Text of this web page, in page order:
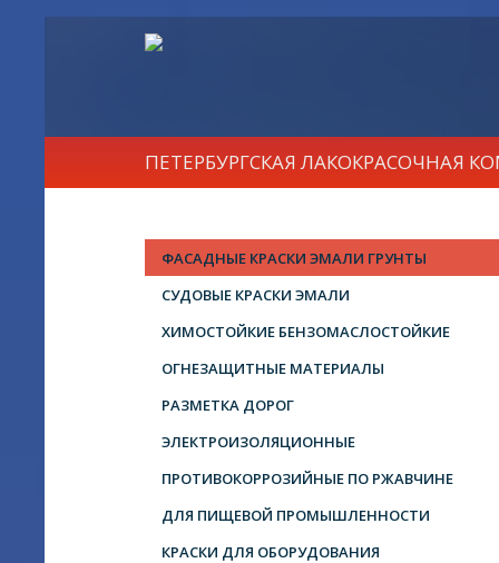
ПЕТЕРБУРГСКАЯ ЛАКОКРАСОЧНАЯ
ФАСАДНЫЕ КРАСКИ ЭМАЛИ ГРУНТЫ
СУДОВЫЕ КРАСКИ ЭМАЛИ
ХИМОСТОЙКИЕ БЕНЗОМАСЛОСТОЙКИЕ
ОГНЕЗАЩИТНЫЕ МАТЕРИАЛЫ
РАЗМЕТКА ДОРОГ
ЭЛЕКТРОИЗОЛЯЦИОННЫЕ
ПРОТИВОКОРРОЗИЙНЫЕ ПО РЖАВЧИНЕ
ДЛЯ ПИЩЕВОЙ ПРОМЫШЛЕННОСТИ
КРАСКИ ДЛЯ ОБОРУДОВАНИЯ